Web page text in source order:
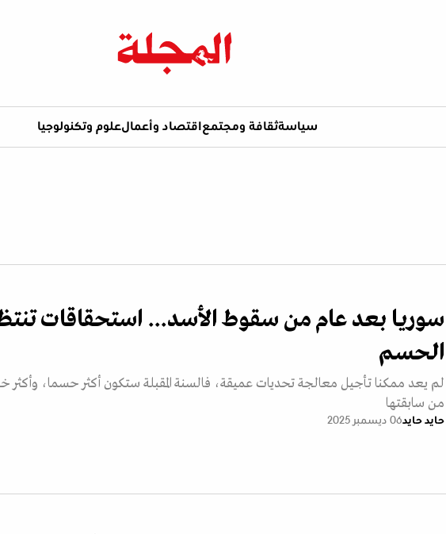
سياسةثقافة ومجتمع اقتصاد وأعمالعلوم وتكنولوجيا
سوريا بعد عام من سقوط الأسد... استحقاقات
الحسم
لم يعد ممكنا تأجيل معالجة تحديات عميقة، فالسنة المقبلة ستكون أكثر حسما، وأكثر
من سابقتها
حايد حايد06 ديسمبر 2025